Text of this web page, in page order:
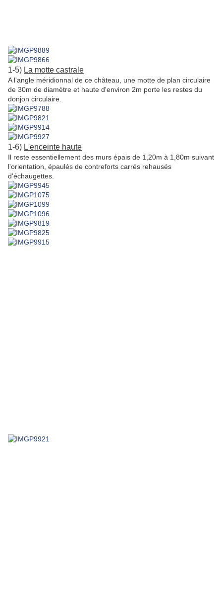
1-5) La motte castrale
A l'angle méridionnal de ce château, une motte de plan circulaire
de 30m de diamètre et haute d'environ 2m porte les restes du
donjon circulaire.
1-6) L'enceinte haute
Il reste essentiellement des murs épais de 1,20m à 1,80m suivant
l'orientation, épaulés de contreforts carrés rehausés
d'échaugettes.